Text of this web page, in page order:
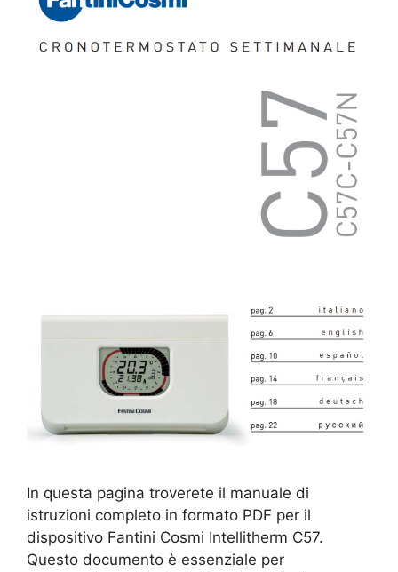
In questa pagina troverete il manuale di
istruzioni completo in formato PDF per il
dispositivo Fantini Cosmi Intellitherm C57.
Questo documento è essenziale per